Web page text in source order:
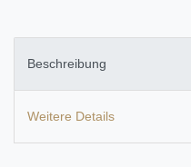
Beschreibung
Weitere Details